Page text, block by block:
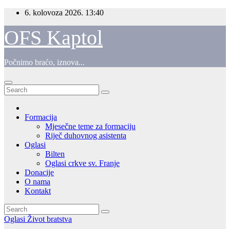
Skip
content
6. kolovoza 2026. 13:40
OFS Kaptol
Počnimo braćo, iznova...
Formacija
Mjesečne teme za formaciju
Riječ duhovnog asistenta
Oglasi
Bilten
Oglasi crkve sv. Franje
Donacije
O nama
Kontakt
Oglasi Život bratstva